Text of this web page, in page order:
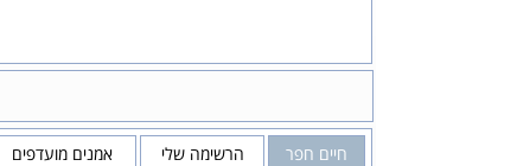
חיים חפר הרשימה שלי אמנים מועדפים